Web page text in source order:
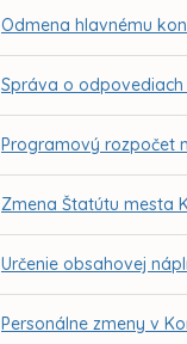
Odmena hlavnému
Správa o odpovediach
Programový rozpočet
Zmena Štatútu mesta
Určenie obsahovej
Personálne zmeny v